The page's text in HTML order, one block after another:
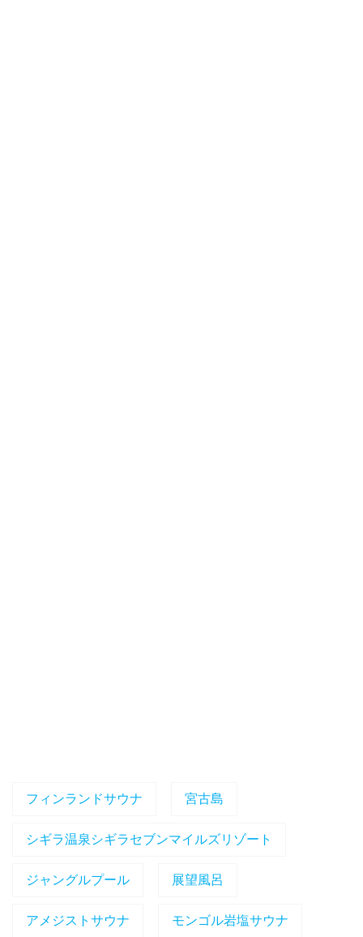
フィンランドサウナ 宮古島
シギラ温泉シギラセブンマイルズリゾート
ジャングルプール 展望風呂
アメジストサウナ モンゴル岩塩サウナ